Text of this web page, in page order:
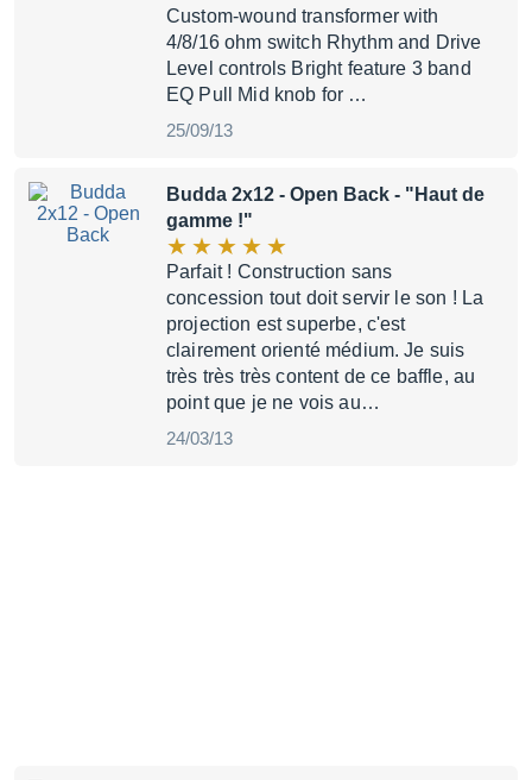
Custom-wound transformer with
4/8/16 ohm switch Rhythm and Drive
Level controls Bright feature 3 band
EQ Pull Mid knob for …
25/09/13
Budda 2x12 - Open Back - "Haut de
gamme !"
Parfait ! Construction sans
concession tout doit servir le son ! La
projection est superbe, c'est
clairement orienté médium. Je suis
très très très content de ce baffle, au
point que je ne vois au…
24/03/13